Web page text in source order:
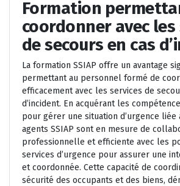
Formation
coordonner avec les
de secours en cas
La formation SSIAP offre un avantage
permettant au personnel formé de
efficacement avec les services de
d’incident. En acquérant les
pour gérer une situation d’urgence liée
agents SSIAP sont en mesure de
professionnelle et efficiente avec les
services d’urgence pour assurer une
et coordonnée. Cette capacité de
sécurité des occupants et des biens,